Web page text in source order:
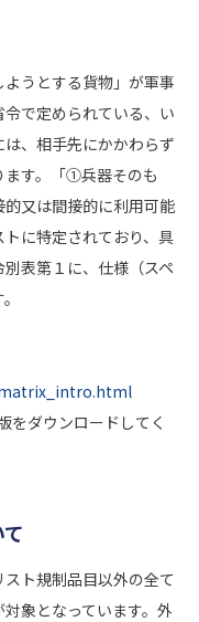
ようとする貨物」が軍事
で定められている、い
、相⼿先にかかわらず
ます。「①兵器そのも
⼜は間接的に利⽤可能
に特定されており、具
表第１に、仕様（スペ
をダウンロードしてく
スト規制品目以外の全て
象となっています。外